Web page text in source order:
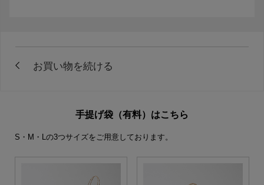
手提げ袋（有料）はこちら
S・M・Lの3つサイズをご用意しております。